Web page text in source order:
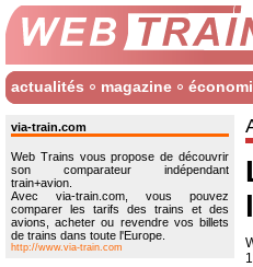
actualités magazine
via-train.com
Web Trains vous propose de découvrir
son comparateur indépendant
train+avion.
Avec via-train.com, vous pouvez
comparer les tarifs des trains et des
avions, acheter ou revendre vos billets
de trains dans toute l'Europe.
http://www.via-train.com